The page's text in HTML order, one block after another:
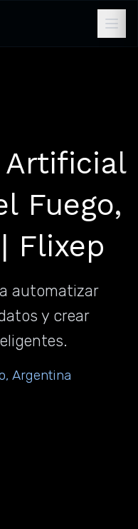
Artificial
Fuego,
Flixep
automatizar
y crear
Argentina